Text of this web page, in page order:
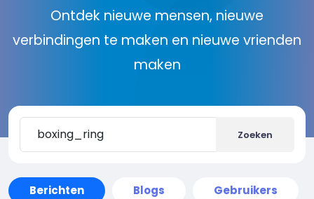
Ontdek nieuwe mensen, nieuwe
verbindingen te maken en nieuwe vrienden
maken
Zoeken
Berichten Blogs Gebruikers